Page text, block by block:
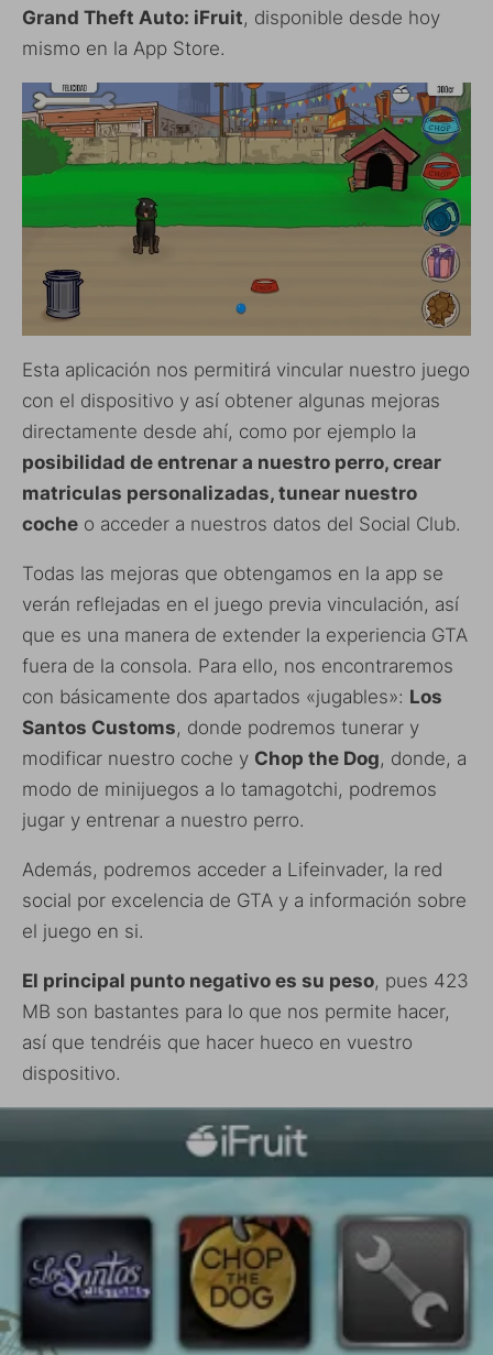
Grand Theft Auto: iFruit, disponible desde hoy
mismo en la App Store.
Esta aplicación nos permitirá vincular nuestro juego
con el dispositivo y así obtener algunas mejoras
directamente desde ahí, como por ejemplo la
posibilidad de entrenar a nuestro perro, crear
matriculas personalizadas, tunear nuestro
coche o acceder a nuestros datos del Social Club.
Todas las mejoras que obtengamos en la app se
verán reflejadas en el juego previa vinculación, así
que es una manera de extender la experiencia GTA
fuera de la consola. Para ello, nos encontraremos
con básicamente dos apartados «jugables»: Los
Santos Customs, donde podremos tunerar y
modificar nuestro coche y Chop the Dog, donde, a
modo de minijuegos a lo tamagotchi, podremos
jugar y entrenar a nuestro perro.
Además, podremos acceder a Lifeinvader, la red
social por excelencia de GTA y a información sobre
el juego en si.
El principal punto negativo es su peso, pues 423
MB son bastantes para lo que nos permite hacer,
así que tendréis que hacer hueco en vuestro
dispositivo.